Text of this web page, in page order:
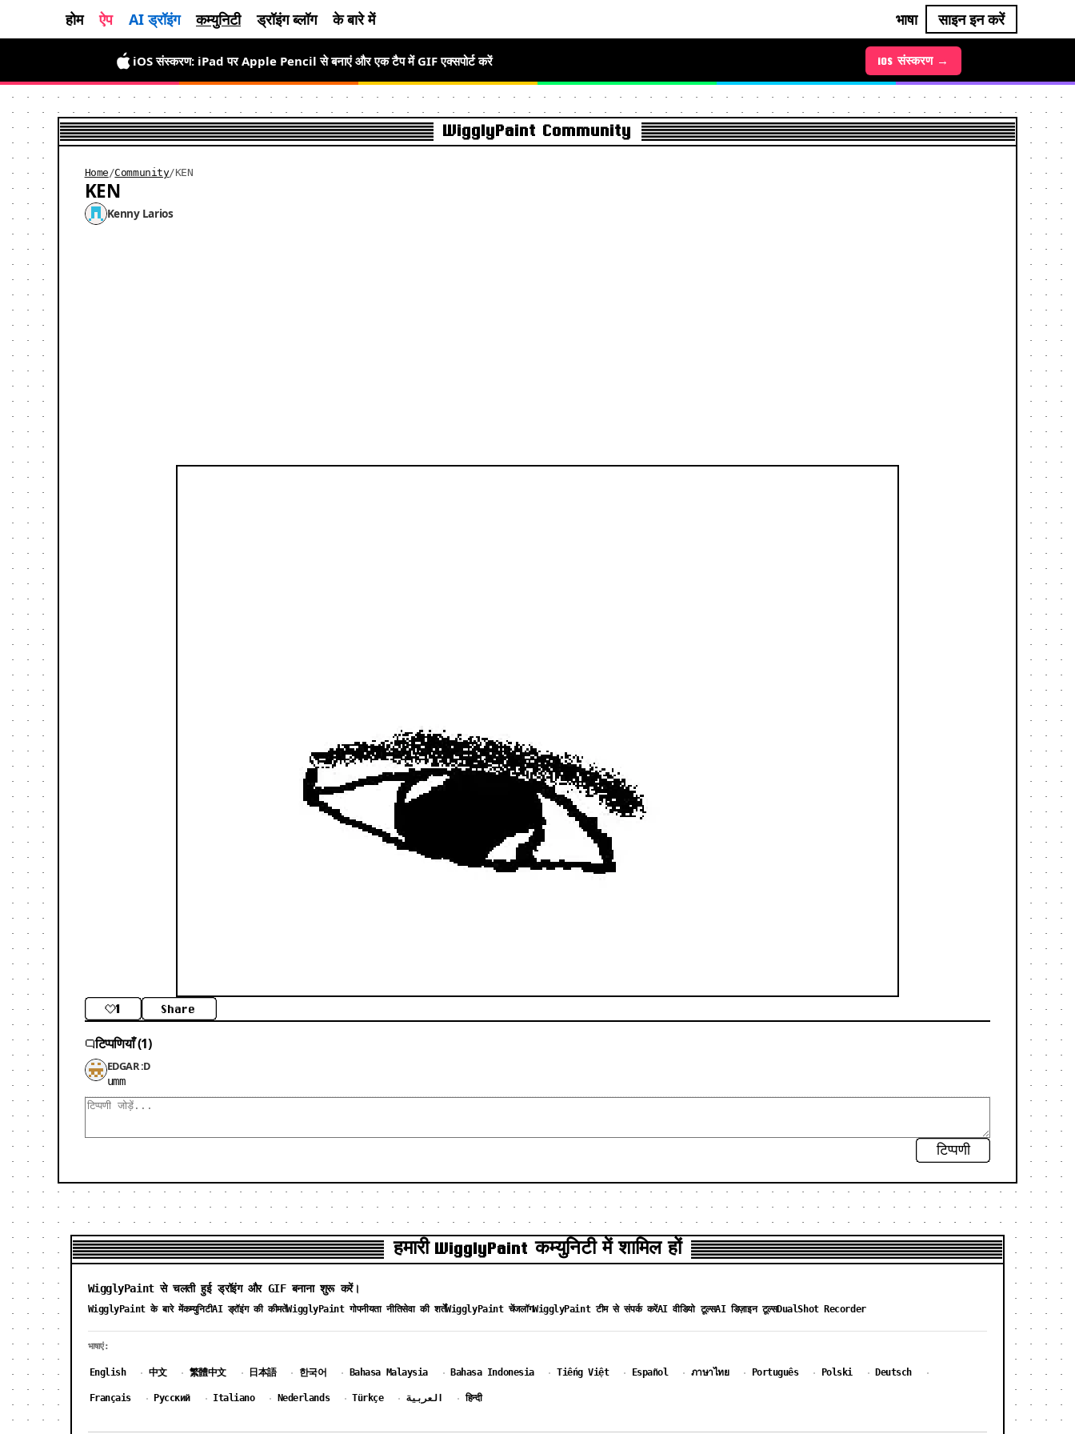
होम ऐप AI ड्रॉइंग कम्युनिटी ड्रॉइंग ब्लॉग के बारे में भाषा साइन इन करें
Android संस्करण →
iOS संस्करण: iPad पर Apple Pencil से बनाएं और एक टैप में GIF एक्सपोर्ट करें iOS संस्करण →
WigglyPaint Community
Home /Community/KEN
KEN
Kenny Larios
1 Share
टिप्पणियाँ (1)
EDGAR :D
umm
टिप्पणी
हमारी WigglyPaint कम्युनिटी में शामिल हों
WigglyPaint से चलती हुई ड्रॉइंग और GIF बनाना शुरू करें।
WigglyPaint के बारे मेंकम्युनिटीAI ड्रॉइंग की कीमतेंWigglyPaint गोपनीयता नीतिसेवा की शर्तेंWigglyPaint चेंजलॉगWigglyPaint टीम से संपर्क करेंAI वीडियो टूल्सAI डिज़ाइन टूल्सDualShot Recorder
भाषाएं:
English · 中文 · 繁體中文 · 日本語 · 한국어 · Bahasa Malaysia · Bahasa Indonesia · Tiếng Việt · Español · ภาษาไทย · Português · Polski · Deutsch ·
Français · Русский · Italiano · Nederlands · Türkçe · العربية · हिन्दी